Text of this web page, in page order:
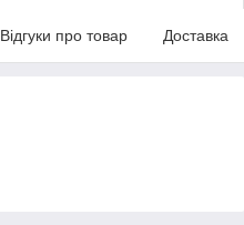
Відгуки про товар Доставка